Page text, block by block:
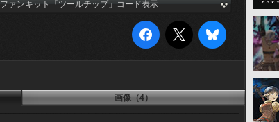
ファンキット「ツールチップ」コード表示
画像（4）